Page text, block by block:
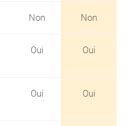
Non Non
Oui Oui
Oui Oui